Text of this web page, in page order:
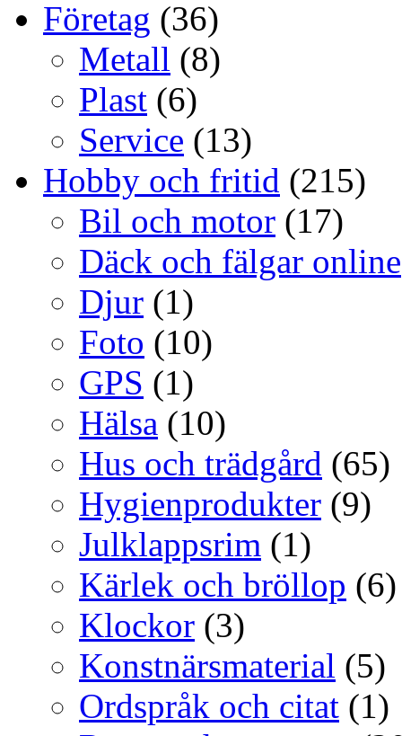
Företag (36)
Metall (8)
Plast (6)
Service (13)
Hobby och fritid (215)
Bil och motor (17)
Däck och fälgar online
Djur (1)
Foto (10)
GPS (1)
Hälsa (10)
Hus och trädgård (65)
Hygienprodukter (9)
Julklappsrim (1)
Kärlek och bröllop (6)
Klockor (3)
Konstnärsmaterial (5)
Ordspråk och citat (1)